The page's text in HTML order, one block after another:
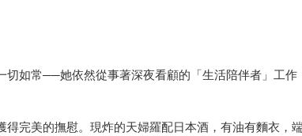
如常──她依然從事著深夜看顧的「生活陪伴者」工
完美的撫慰。現炸的天婦羅配日本酒，有油有麵衣，